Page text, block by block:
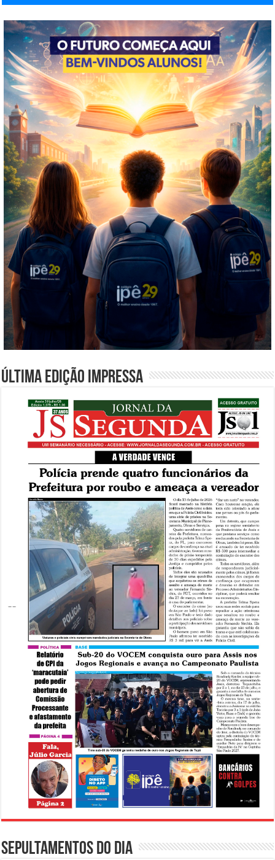
Última edição impressa
Sepultamentos do dia